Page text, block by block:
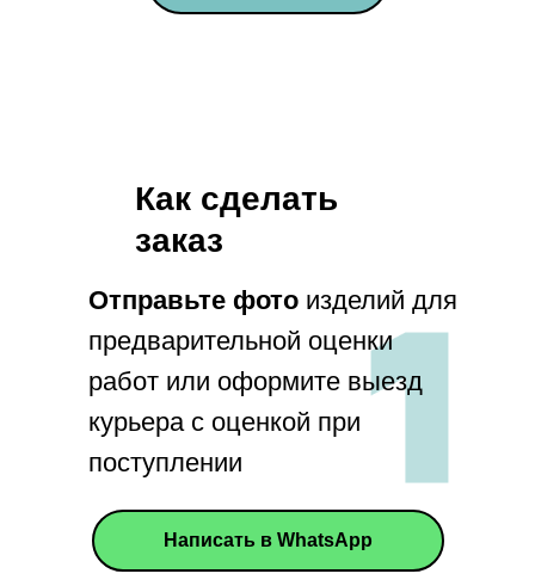
Как сделать
заказ
Отправьте фото изделий для
предварительной оценки
работ или оформите выезд
курьера с оценкой при
поступлении
Написать в WhatsApp